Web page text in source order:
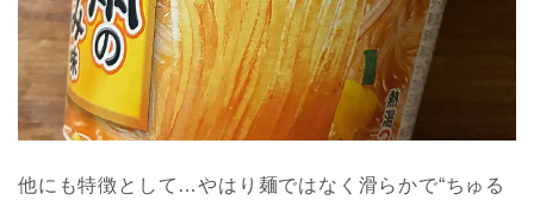
他にも特徴として…やはり麺ではなく滑らかで“ちゅる